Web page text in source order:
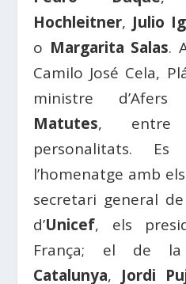
Hochleitner, Julio
o Margarita Salas.
Camilo José Cela,
ministre
Matutes, entre
personalitats.
l’homenatge amb
secretari general de
d’Unicef, els
França; el de
Catalunya, Jordi